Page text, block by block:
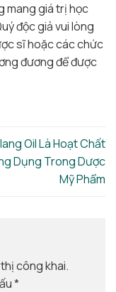
mang giá trị học
độc giả vui lòng
sĩ hoặc các chức
đương để được
Oil Là Hoạt Chất
Dụng Trong Dược
Mỹ Phẩm
công khai.
*